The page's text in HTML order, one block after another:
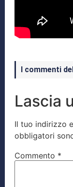
I commenti
Lascia
Il tuo indirizzo
obbligatori
Commento *